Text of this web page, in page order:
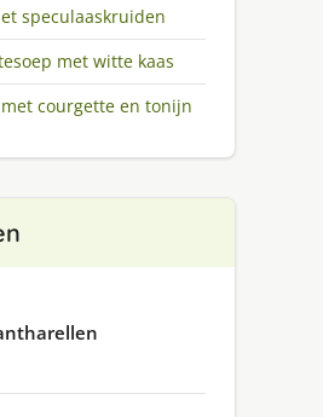
speculaaskruiden
met witte kaas
courgette en tonijn